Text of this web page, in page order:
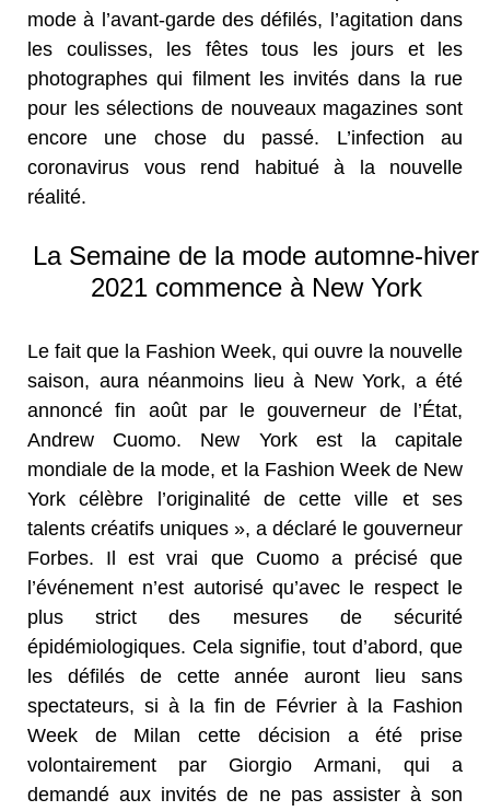
mode à l’avant-garde des défilés, l’agitation dans
les coulisses, les fêtes tous les jours et les
photographes qui filment les invités dans la rue
pour les sélections de nouveaux magazines sont
encore une chose du passé. L’infection au
coronavirus vous rend habitué à la nouvelle
réalité.
La Semaine de la mode automne-hiver
2021 commence à New York
Le fait que la Fashion Week, qui ouvre la nouvelle
saison, aura néanmoins lieu à New York, a été
annoncé fin août par le gouverneur de l’État,
Andrew Cuomo. New York est la capitale
mondiale de la mode, et la Fashion Week de New
York célèbre l’originalité de cette ville et ses
talents créatifs uniques », a déclaré le gouverneur
Forbes. Il est vrai que Cuomo a précisé que
l’événement n’est autorisé qu’avec le respect le
plus strict des mesures de sécurité
épidémiologiques. Cela signifie, tout d’abord, que
les défilés de cette année auront lieu sans
spectateurs, si à la fin de Février à la Fashion
Week de Milan cette décision a été prise
volontairement par Giorgio Armani, qui a
demandé aux invités de ne pas assister à son